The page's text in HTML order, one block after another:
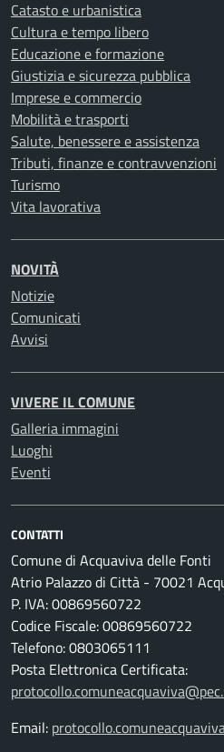
Catasto e urbanistica
Cultura e tempo libero
Educazione e formazione
Giustizia e sicurezza pubblica
Imprese e commercio
Mobilità e trasporti
Salute, benessere e assistenza
Tributi, finanze e contravvenzioni
Turismo
Vita lavorativa
NOVITÀ
Notizie
Comunicati
Avvisi
VIVERE IL COMUNE
Galleria immagini
Luoghi
Eventi
CONTATTI
Comune di Acquaviva delle Fonti
Atrio Palazzo di Città - 70021
P. IVA: 00869560722
Codice Fiscale: 00869560722
Telefono: 0803065111
Posta Elettronica Certificata:
Email: